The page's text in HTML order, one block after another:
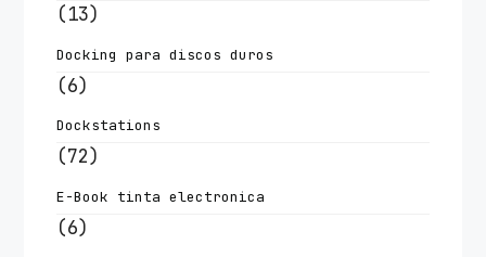
(13)
Docking para discos duros
(6)
Dockstations
(72)
E-Book tinta electronica
(6)